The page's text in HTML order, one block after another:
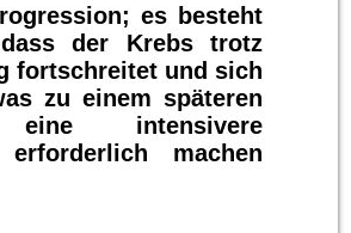
es besteht
der Krebs trotz
fortschreitet und sich
zu einem späteren
eine intensivere
erforderlich machen